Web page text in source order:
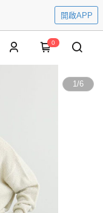
開啟APP
0
1/6